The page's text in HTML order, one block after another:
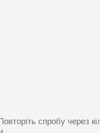
спробу через